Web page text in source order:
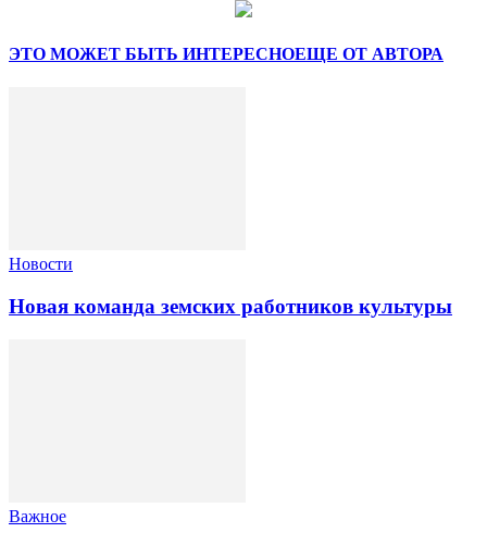
ЭТО МОЖЕТ БЫТЬ ИНТЕРЕСНОЕЩЕ ОТ АВТОРА
Новости
Новая команда земских работников культуры
Важное